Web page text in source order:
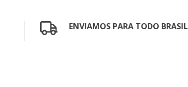
ENVIAMOS PARA TODO BRASIL